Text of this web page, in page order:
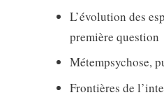
L’évolution des
première question
Métempsychose,
Frontières de